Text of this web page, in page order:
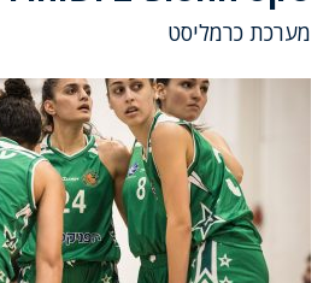
מערכת כרמליסט